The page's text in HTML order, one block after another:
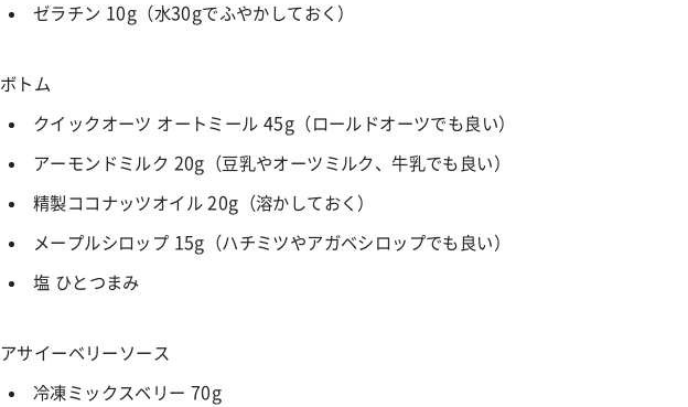
ゼラチン 10g（水30gでふやかしておく）
ボトム
クイックオーツ オートミール 45g （ロールドオーツでも良い）
アーモンドミルク 20g （豆乳やオーツミルク、牛乳でも良い）
精製ココナッツオイル20g （溶かしておく）
メープルシロップ 15g （ハチミツやアガベシロップでも良い）
塩 ひとつまみ
アサイーベリーソース
冷凍ミックスベリー 70g